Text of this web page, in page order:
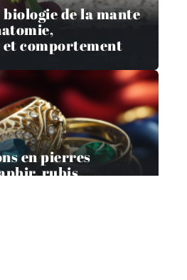
de la mante
comportement
en pierres
rubis,